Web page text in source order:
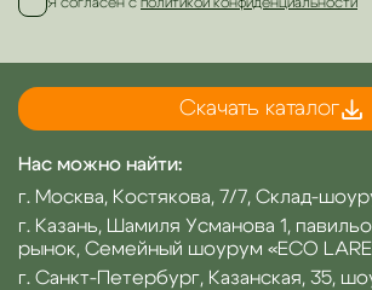
Скачать каталог
Нас можно найти:
г. Москва, Костякова, 7/7, Склад-
г. Казань, Шамиля Усманова 1,
рынок, Семейный шоурум «ECO
г. Санкт-Петербург, Казанская, 35,